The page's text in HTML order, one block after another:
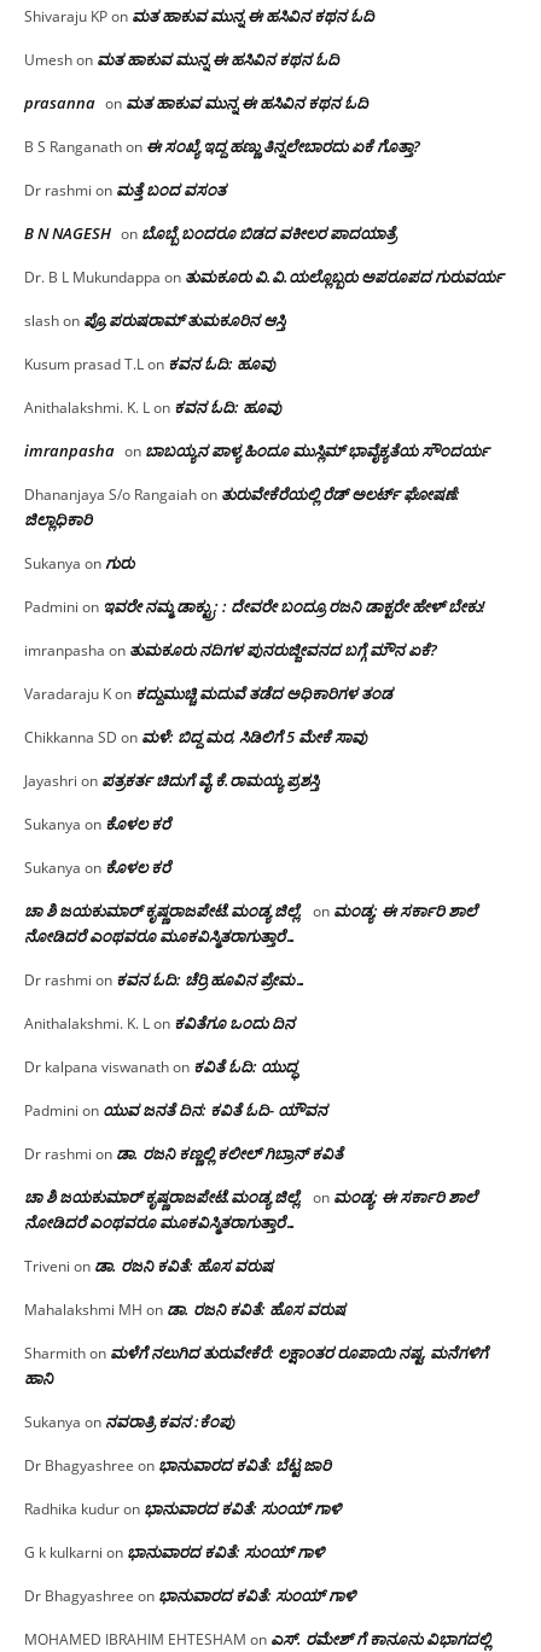
Shivaraju KPon ಮತ ಹಾಕುವ ಮುನ್ನ ಈ ಹಸಿವಿನ ಕಥನ ಓದಿ
Umeshon ಮತ ಹಾಕುವ ಮುನ್ನ ಈ ಹಸಿವಿನ ಕಥನ ಓದಿ
prasanna on ಮತ ಹಾಕುವ ಮುನ್ನ ಈ ಹಸಿವಿನ ಕಥನ ಓದಿ
B S Ranganathon ಈ ಸಂಖ್ಯೆ ಇದ್ದ ಹಣ್ಣು ತಿನ್ನಲೇಬಾರದು ಏಕೆ ಗೊತ್ತಾ?
Dr rashmi on ಮತ್ತೆ ಬಂದ ವಸಂತ
B N NAGESH on ಬೊಬ್ಬೆ ಬಂದರೂ ಬಿಡದ ವಕೀಲರ ಪಾದಯಾತ್ರೆ
Dr. B L Mukundappa on ತುಮಕೂರು‌ ವಿ.ವಿ.ಯಲ್ಲೊಬ್ಬರು ಅಪರೂಪದ ಗುರುವರ್ಯ
slashon ಪ್ರೊ.ಪರುಷರಾಮ್ ತುಮಕೂರಿನ ಆಸ್ತಿ
Kusum prasad T.Lon ಕವನ ಓದಿ: ಹೂವು
Anithalakshmi. K. Lon ಕವನ ಓದಿ: ಹೂವು
imranpasha on ಬಾಬಯ್ಯನ ಪಾಳ್ಯ ಹಿಂದೂ ಮುಸ್ಲಿಮ್ ಭಾವೈಕ್ಯತೆಯ ಸೌಂದರ್ಯ
Dhananjaya S/o Rangaiahon ತುರುವೇಕೆರೆಯಲ್ಲಿ ರೆಡ್ ಅಲರ್ಟ್ ಘೋಷಣೆ:
ಜಿಲ್ಲಾಧಿಕಾರಿ
Sukanya onಗುರು
Padmini on ಇವರೇ ನಮ್ಮ ಡಾಕ್ಟ್ರು; : ದೇವರೇ ಬಂದ್ರೂ ರಜನಿ ಡಾಕ್ಟರೇ ಹೇಳ್ ಬೇಕು!
imranpasha on ತುಮಕೂರು ನದಿಗಳ ಪುನರುಜ್ಜೀವನದ ಬಗ್ಗೆ ಮೌನ ಏಕೆ?
Varadaraju Kon ಕದ್ದುಮುಚ್ಚಿ ಮದುವೆ ತಡೆದ ಅಧಿಕಾರಿಗಳ ತಂಡ
Chikkanna SD on ಮಳೆ: ಬಿದ್ದ ಮರ, ಸಿಡಿಲಿಗೆ 5 ಮೇಕೆ ಸಾವು
Jayashri on ಪತ್ರಕರ್ತ ಚಿದುಗೆ ವೈ.ಕೆ.ರಾಮಯ್ಯ ಪ್ರಶಸ್ತಿ
Sukanya on ಕೊಳಲ ಕರೆ
Sukanya on ಕೊಳಲ ಕರೆ
ಚಾ ಶಿ ಜಯಕುಮಾರ್ ಕೃಷ್ಣರಾಜಪೇಟೆ.ಮಂಡ್ಯ ಜಿಲ್ಲೆ. on ಮಂಡ್ಯ: ಈ ಸರ್ಕಾರಿ ಶಾಲೆ
ನೋಡಿದರೆ ಎಂಥವರೂ ಮೂಕವಿಸ್ಮಿತರಾಗುತ್ತಾರೆ…
Dr rashmi on ಕವನ ಓದಿ: ಚೆರ್ರಿ ಹೂವಿನ ಪ್ರೇಮ…
Anithalakshmi. K. Lon ಕವಿತೆಗೂ ಒಂದು ದಿನ
Dr kalpana viswanathon ಕವಿತೆ ಓದಿ: ಯುದ್ಧ
Padmini on ಯುವ ಜನತೆ ದಿನ: ಕವಿತೆ ಓದಿ- ಯೌವನ
Dr rashmi on ಡಾ. ರಜನಿ‌ ಕಣ್ಣಲ್ಲಿ ಕಲೀಲ್ ಗಿಬ್ರಾನ್ ಕವಿತೆ
ಚಾ ಶಿ ಜಯಕುಮಾರ್ ಕೃಷ್ಣರಾಜಪೇಟೆ.ಮಂಡ್ಯ ಜಿಲ್ಲೆ. on ಮಂಡ್ಯ: ಈ ಸರ್ಕಾರಿ ಶಾಲೆ
ನೋಡಿದರೆ ಎಂಥವರೂ ಮೂಕವಿಸ್ಮಿತರಾಗುತ್ತಾರೆ…
Triveni on ಡಾ. ರಜನಿ ಕವಿತೆ: ಹೊಸ ವರುಷ
Mahalakshmi MH on ಡಾ. ರಜನಿ ಕವಿತೆ: ಹೊಸ ವರುಷ
Sharmithon ಮಳೆಗೆ ನಲುಗಿದ ತುರುವೇಕೆರೆ: ಲಕ್ಷಾಂತರ ರೂಪಾಯಿ ನಷ್ಟ, ಮನೆಗಳಿಗೆ
ಹಾನಿ
Sukanya on ನವರಾತ್ರಿ ಕವನ :ಕೆಂಪು
Dr Bhagyashree on ಭಾನುವಾರದ ಕವಿತೆ: ಬೆಟ್ಟ ಜಾರಿ
Radhika kuduron ಭಾನುವಾರದ ಕವಿತೆ: ಸುಂಯ್ ಗಾಳಿ
G k kulkarni on ಭಾನುವಾರದ ಕವಿತೆ: ಸುಂಯ್ ಗಾಳಿ
Dr Bhagyashree on ಭಾನುವಾರದ ಕವಿತೆ: ಸುಂಯ್ ಗಾಳಿ
MOHAMED IBRAHIM EHTESHAM on ಎಸ್. ರಮೇಶ್ ಗೆ ಕಾನೂನು ವಿಭಾಗದಲ್ಲಿ